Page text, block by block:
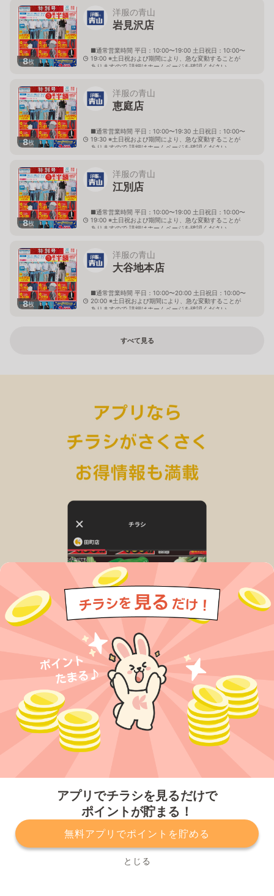
アプリでチラシを見るだけで
ポイントが貯まる！
無料アプリでポイントを貯める
とじる
8枚
洋服の青山
岩見沢店
■通常営業時間 平日：10:00〜19:00 土日祝日：10:00〜
19:00 ※土日祝および期間により、急な変動することが
ありますので 詳細はホームページを確認ください
8枚
洋服の青山
恵庭店
■通常営業時間 平日：10:00〜19:30 土日祝日：10:00〜
19:30 ※土日祝および期間により、急な変動することが
ありますので 詳細はホームページを確認ください
8枚
洋服の青山
江別店
■通常営業時間 平日：10:00〜19:00 土日祝日：10:00〜
19:00 ※土日祝および期間により、急な変動することが
ありますので 詳細はホームページを確認ください
8枚
洋服の青山
大谷地本店
■通常営業時間 平日：10:00〜20:00 土日祝日：10:00〜
20:00 ※土日祝および期間により、急な変動することが
ありますので 詳細はホームページを確認ください
すべて見る
プライバシーポリシー 利用規約
運営会社
サービスに関してのお問い合わせ